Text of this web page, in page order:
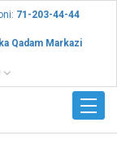
71-203-44-44
Qadam Markazi